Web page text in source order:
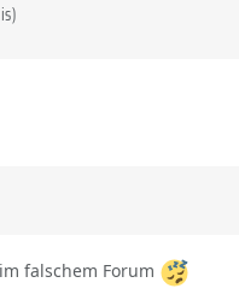
falschem Forum